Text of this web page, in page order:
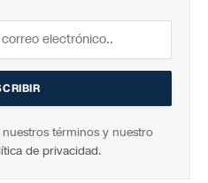
términos y nuestro
de privacidad.